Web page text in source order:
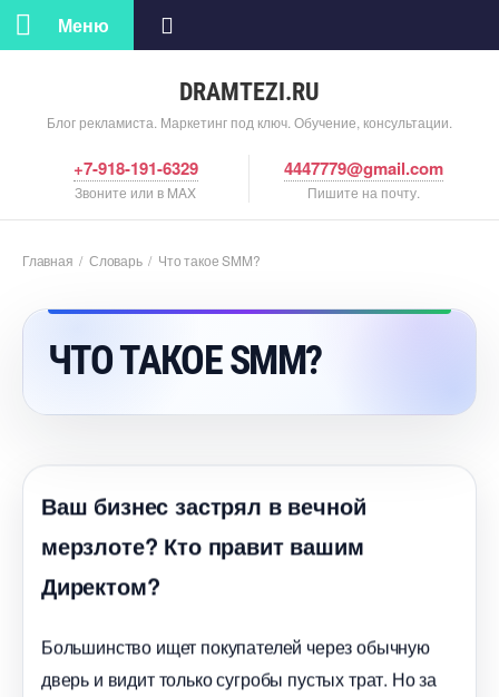
DRAMTEZI.RU
Блог рекламиста. Маркетинг под ключ. Обучение, консультации.
Меню
+7-918-191-6329
Звоните или в MAX
4447779@gmail.com
Пишите на почту.
Главная / Словарь/ Что такое SMM?
ЧТО ТАКОЕ SMM?
аш бизнес застрял в вечной
мерзлоте? Кто правит вашим
Директом?
Большинство ищет покупателей через обычную
дверь и видит только сугробы пустых трат. Но за